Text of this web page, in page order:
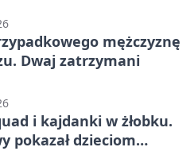
mężczyznę
Dwaj zatrzymani
i kajdanki w żłobku.
pokazał dzieciom